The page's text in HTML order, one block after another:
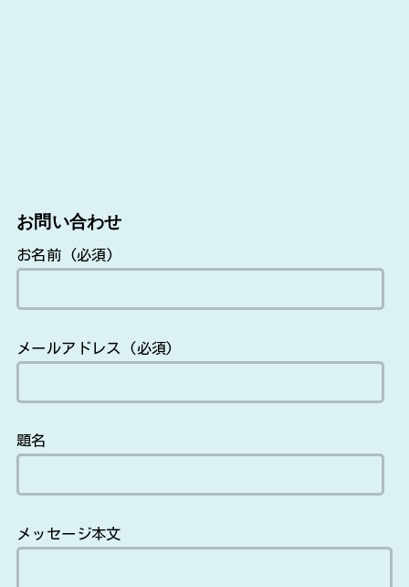
お問い合わせ
お名前 (必須)
メールアドレス (必須)
題名
メッセージ本文